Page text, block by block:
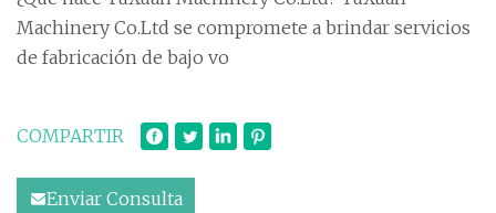
Machinery Co.Ltd se compromete a brindar servicios
de fabricación de bajo vo
COMPARTIR
Enviar Consulta